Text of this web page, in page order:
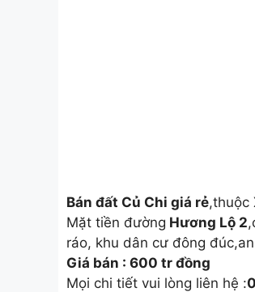
Bán đất Củ Chi giá rẻ,thuộc
Mặt tiền đường Hương Lộ 2
ráo, khu dân cư đông
Giá bán : 600 tr đồng
Mọi chi tiết vui lòng liên hệ :